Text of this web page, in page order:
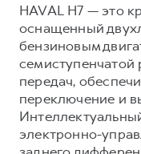
АКСЕССУАРЫ
Автомобильные
Коллекция PRO
Коллекция
Автомобильные
Коллекция PRO
Коллекция
Коллекция
HAVAL H7 — это
оснащенный
бензиновым
передач,
переключение и
электронно-